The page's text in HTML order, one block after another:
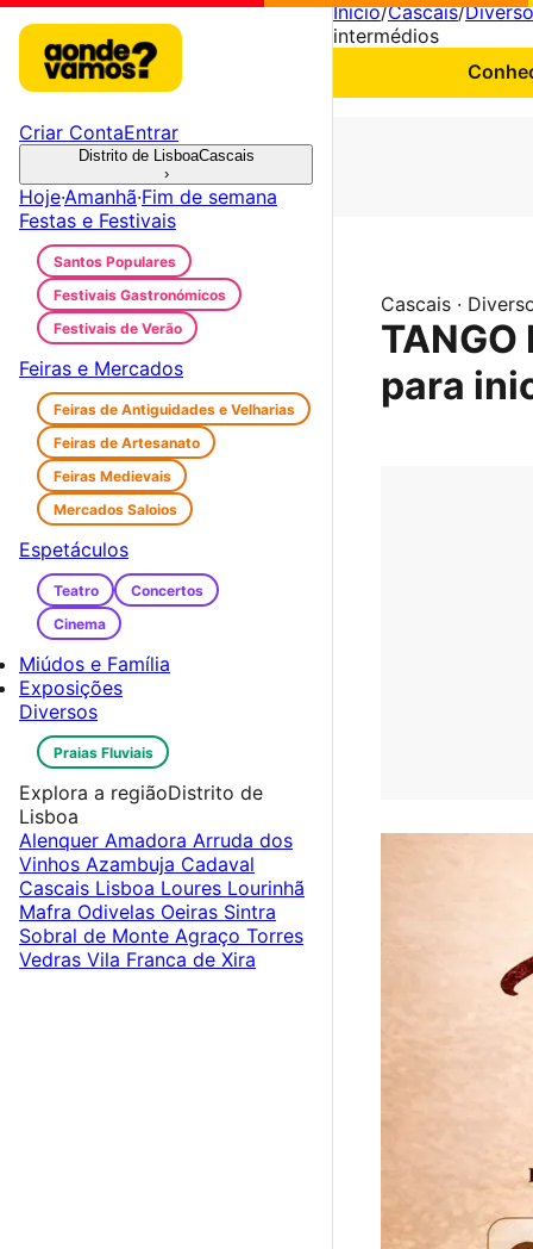
Início/Cascais/
intermédios
Cascais ·
para
Criar ContaEntrar
Distrito de LisboaCascais
›
Hoje·Amanhã·Fim de semana
Festas e Festivais
Santos Populares
Festivais Gastronómicos
Festivais de Verão
Feiras e Mercados
Feiras de Antiguidades e Velharias
Feiras de Artesanato
Feiras Medievais
Mercados Saloios
Espetáculos
Teatro
Concertos
Cinema
Miúdos e Família
Exposições
Diversos
Praias Fluviais
Explora a regiãoDistrito de
Lisboa
Alenquer Amadora Arruda dos
Vinhos Azambuja Cadaval
Cascais Lisboa Loures Lourinhã
Mafra Odivelas Oeiras Sintra
Sobral de Monte Agraço Torres
Vedras Vila Franca de Xira